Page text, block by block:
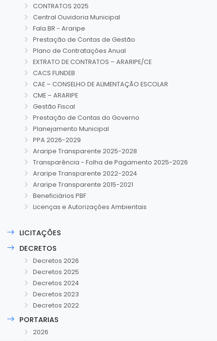
CONTRATOS 2025
Central Ouvidoria Municipal
Fala.BR - Araripe
Prestação de Contas de Gestão
Plano de Contratações Anual
EXTRATO DE CONTRATOS – ARARIPE/CE
CACS FUNDEB
CAE – CONSELHO DE ALIMENTAÇÃO ESCOLAR
CME – ARARIPE
Gestão Fiscal
Prestação de Contas do Governo
Planejamento Municipal
PPA 2026-2029
Araripe Transparente 2025-2028
Transparência - Folha de Pagamento 2025-2026
Araripe Transparente 2022-2024
Araripe Transparente 2015-2021
Beneficiários PBF
Licenças e Autorizações Ambientais
LICITAÇÕES
DECRETOS
Decretos 2026
Decretos 2025
Decretos 2024
Decretos 2023
Decretos 2022
PORTARIAS
2026